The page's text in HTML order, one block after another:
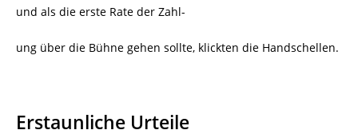
und als die erste Rate der Zahl-
ung über die Bühne gehen sollte, klickten die Handschellen.
Erstaunliche Urteile